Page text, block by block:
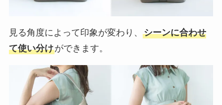
見る角度によって印象が変わり、 シーンに合わせ
て使い分けができます。